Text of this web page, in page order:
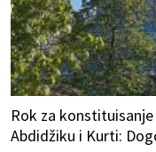
Rok za
Abdidžiku i Kurti: